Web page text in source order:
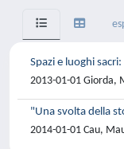
Spazi e luoghi
2013-01-01 Giorda,
"Una svolta della
2014-01-01 Cau,